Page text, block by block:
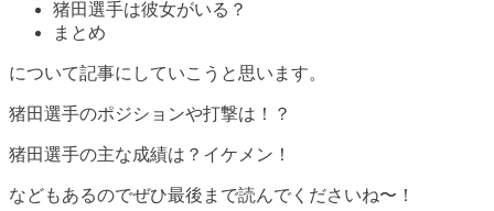
猪田選手は彼女がいる？
まとめ
について記事にしていこうと思います。
猪田選手のポジションや打撃は！？
猪田選手の主な成績は？イケメン！
などもあるのでぜひ最後まで読んでくださいね〜！